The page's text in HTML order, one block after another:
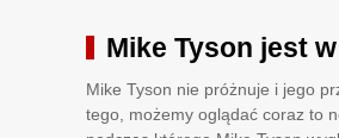
Mike Tyson jest
Mike Tyson nie próżnuje i jego
tego, możemy oglądać coraz to